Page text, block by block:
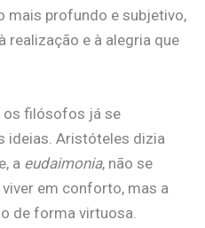
mais profundo e subjetivo,
realização e à alegria que
os filósofos já se
ideias. Aristóteles dizia
a eudaimonia, não se
em conforto, mas a
de forma virtuosa.